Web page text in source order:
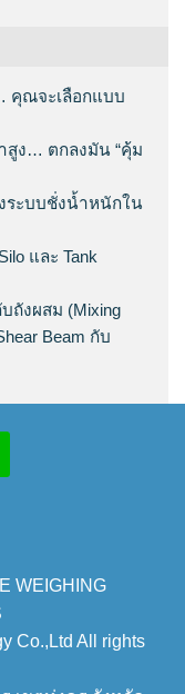
คุณจะเลือกแบบ
สูง… ตกลงมัน “คุ้ม
ระบบชั่งน้ำหนักใน
และ Tank
บถังผสม (Mixing
Beam กับ
WEIGHING
Co.,Ltd All rights